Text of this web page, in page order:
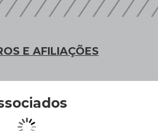
E AFILIAÇÕES